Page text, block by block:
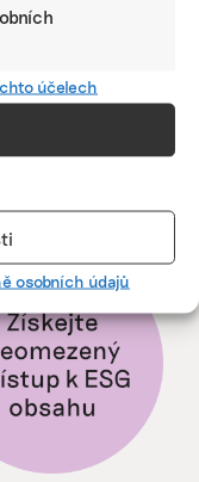
účelech
osobních údajů
je
budoucna a zvyšovat